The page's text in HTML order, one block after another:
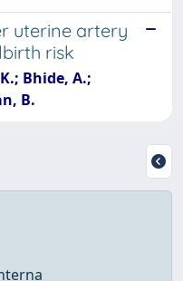
uterine artery
risk
Bhide, A.;
B.